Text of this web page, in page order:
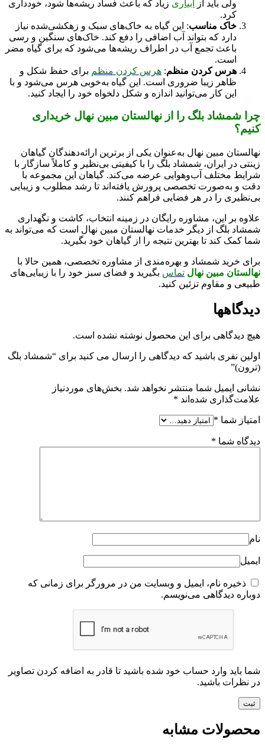
ولی باید از آبیاری زیاد که باعث فساد ریشه‌ها شود، خودداری
کرد.
خاک مناسب: این گیاه به خاک‌های سبک و زهکشی‌شده نیاز
دارد که بتواند آب اضافی را دفع کند. خاک‌های سنگین و رسی
باعث تجمع آب در اطراف ریشه‌ها می‌شود که برای گیاه مضر
است.
هرس کردن منظم: هرس کردن منظم برای حفظ شکل و
ظاهر زیبا ضروری است. این گیاه به‌خوبی هرس می‌شود و با
این کار می‌توانید اندازه و شکل دلخواه خود را ایجاد کنید.
چرا شمشاد بلگ را از نهالستان مبین نهال خریداری
کنیم؟
نهالستان مبین نهال به‌عنوان یکی از برترین ارائه‌دهندگان گیاهان
زینتی در ایران، شمشاد بلگ را با کیفیتی بی‌نظیر و کاملاً سازگار با
شرایط مختلف آب‌وهوایی عرضه می‌کند. گیاهان این مجموعه با
دقت و به‌صورت تخصصی پرورش یافته‌اند تا رشد مطلوب و زیبایی
بی‌نظیری را در هر فضایی فراهم کنند.
علاوه بر این، مشاوره رایگان در زمینه انتخاب، کاشت و نگهداری
شمشاد بلگ از دیگر خدمات نهالستان مبین نهال است که می‌تواند به
شما کمک کند تا بهترین نتیجه را از گیاهان خود بگیرید.
برای خرید شمشاد و بهره‌مندی از مشاوره تخصصی، همین حالا با
نهالستان مبین نهال تماس بگیرید و فضای سبز خود را با زیبایی‌های
طبیعی و مقاوم تزئین کنید.
دیدگاهها
هیچ دیدگاهی برای این محصول نوشته نشده است.
اولین نفری باشید که دیدگاهی را ارسال می کنید برای “شمشاد بلگ
(ترون)”
نشانی ایمیل شما منتشر نخواهد شد. بخش‌های موردنیاز
علامت‌گذاری شده‌اند *
امتیاز شما *
دیدگاه شما *
نام
ایمیل
ذخیره نام، ایمیل و وبسایت من در مرورگر برای زمانی که
دوباره دیدگاهی می‌نویسم.
شما باید وارد حساب خود شده باشید تا قادر به اضافه کردن تصاویر
در نظرات باشید.
محصولات مشابه